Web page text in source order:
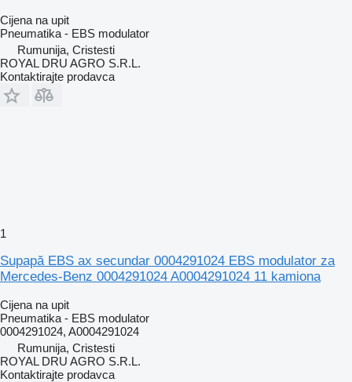
Cijena na upit
Pneumatika - EBS modulator
Rumunija, Cristesti
ROYAL DRU AGRO S.R.L.
Kontaktirajte prodavca
1
Supapă EBS ax secundar 0004291024 EBS modulator za
Mercedes-Benz 0004291024 A0004291024 11 kamiona
Cijena na upit
Pneumatika - EBS modulator
0004291024, A0004291024
Rumunija, Cristesti
ROYAL DRU AGRO S.R.L.
Kontaktirajte prodavca